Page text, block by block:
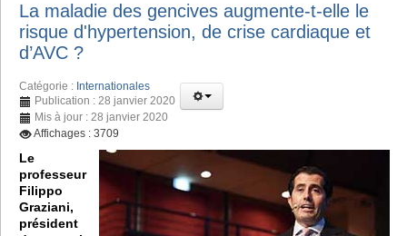
La maladie des gencives augmente-t-elle le
risque d'hypertension, de crise cardiaque et
d’AVC ?
Catégorie : Internationales
Publication : 28 janvier 2020
Mis à jour : 28 janvier 2020
Affichages : 3709
Le
professeur
Filippo
Graziani,
président